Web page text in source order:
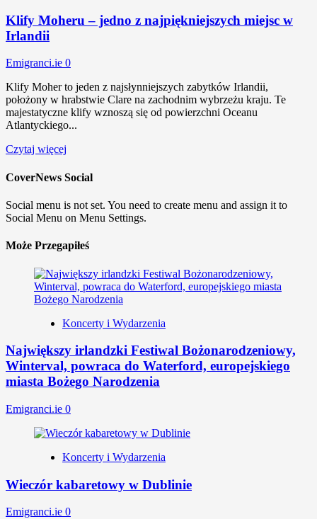
Klify Moheru – jedno z najpiękniejszych miejsc w
Irlandii
Emigranci.ie 0
Klify Moher to jeden z najsłynniejszych zabytków Irlandii,
położony w hrabstwie Clare na zachodnim wybrzeżu kraju. Te
majestatyczne klify wznoszą się od powierzchni Oceanu
Atlantyckiego...
Czytaj więcej
CoverNews Social
Social menu is not set. You need to create menu and assign it to
Social Menu on Menu Settings.
Może Przegapiłeś
Koncerty i Wydarzenia
Największy irlandzki Festiwal Bożonarodzeniowy,
Winterval, powraca do Waterford, europejskiego
miasta Bożego Narodzenia
Emigranci.ie 0
Koncerty i Wydarzenia
Wieczór kabaretowy w Dublinie
Emigranci.ie 0